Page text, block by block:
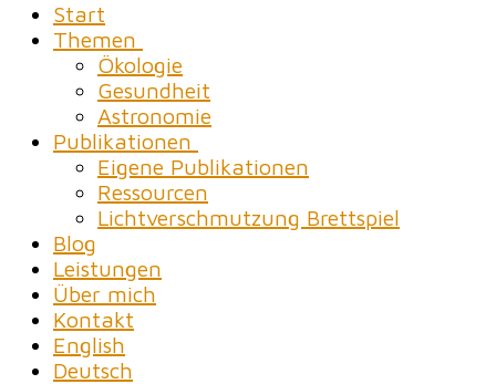
Start
Themen
Ökologie
Gesundheit
Astronomie
Publikationen
Eigene Publikationen
Ressourcen
Lichtverschmutzung Brettspiel
Blog
Leistungen
Über mich
Kontakt
English
Deutsch